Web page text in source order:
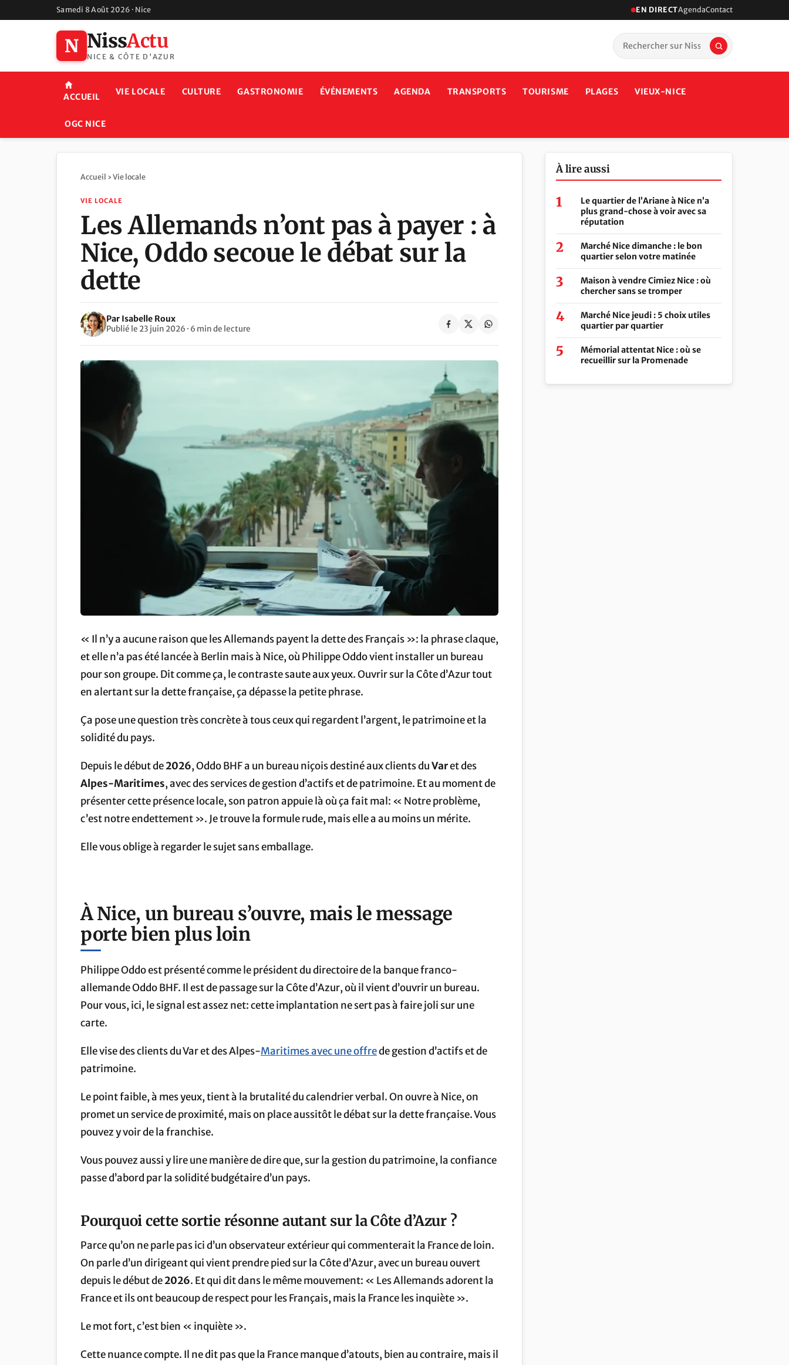
Samedi 8 Août 2026 · Nice EN DIRECTAgendaContact
N NissActu
NICE & CÔTE D'AZUR
ACCUEIL VIE LOCALE CULTURE GASTRONOMIE ÉVÉNEMENTS AGENDA TRANSPORTS TOURISME PLAGES VIEUX-NICE
OGC NICE
Accueil › Vie locale
VIE LOCALE
Les Allemands n’ont pas à payer : à
Nice, Oddo secoue le débat sur la
dette
Par Isabelle Roux
Publié le 23 juin 2026 · 6 min de lecture
« Il n’y a aucune raison que les Allemands payent la dette des Français »: la phrase claque,
et elle n’a pas été lancée à Berlin mais à Nice, où Philippe Oddo vient installer un bureau
pour son groupe. Dit comme ça, le contraste saute aux yeux. Ouvrir sur la Côte d’Azur tout
en alertant sur la dette française, ça dépasse la petite phrase.
Ça pose une question très concrète à tous ceux qui regardent l’argent, le patrimoine et la
solidité du pays.
Depuis le début de2026, Oddo BHF a un bureau niçois destiné aux clients duVaret des
Alpes-Maritimes, avec des services de gestion d’actifs et de patrimoine. Et au moment de
présenter cette présence locale, son patron appuie là où ça fait mal: « Notre problème,
c’est notre endettement ». Je trouve la formule rude, mais elle a au moins un mérite.
Elle vous oblige à regarder le sujet sans emballage.
À Nice, un bureau s’ouvre, mais le message
porte bien plus loin
Philippe Oddo est présenté comme le président du directoire de la banque franco-
allemande Oddo BHF. Il est de passage sur la Côte d’Azur, où il vient d’ouvrir un bureau.
Pour vous, ici, le signal est assez net: cette implantation ne sert pas à faire joli sur une
carte.
Elle vise des clients du Var et des Alpes-Maritimes avec une offrede gestion d’actifs et de
patrimoine.
Le point faible, à mes yeux, tient à la brutalité du calendrier verbal. On ouvre à Nice, on
promet un service de proximité, mais on place aussitôt le débat sur la dette française. Vous
pouvez y voir de la franchise.
Vous pouvez aussi y lire une manière de dire que, sur la gestion du patrimoine, la confiance
passe d’abord par la solidité budgétaire d’un pays.
Pourquoi cette sortie résonne autant sur la Côte d’Azur ?
Parce qu’on ne parle pas ici d’un observateur extérieur qui commenterait la France de loin.
On parle d’un dirigeant qui vient prendre pied sur la Côte d’Azur, avec un bureau ouvert
depuis le début de2026. Et qui dit dans le même mouvement: « Les Allemands adorent la
France et ils ont beaucoup de respect pour les Français, mais la France les inquiète ».
Le mot fort, c’est bien « inquiète ».
Cette nuance compte. Il ne dit pas que la France manque d’atouts, bien au contraire, mais il
À lire aussi
Le quartier de l’Ariane à Nice n’a
plus grand-chose à voir avec sa
réputation
Marché Nice dimanche : le bon
quartier selon votre matinée
Maison à vendre Cimiez Nice : où
chercher sans se tromper
Marché Nice jeudi : 5 choix utiles
quartier par quartier
Mémorial attentat Nice : où se
recueillir sur la Promenade